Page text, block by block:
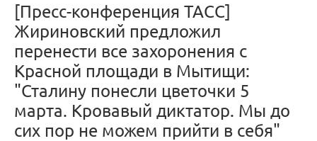
[Пресс-конференция ТАСС]
Жириновский предложил
перенести все захоронения с
Красной площади в Мытищи:
"Сталину понесли цветочки 5
марта. Кровавый диктатор. Мы до
сих пор не можем прийти в себя"